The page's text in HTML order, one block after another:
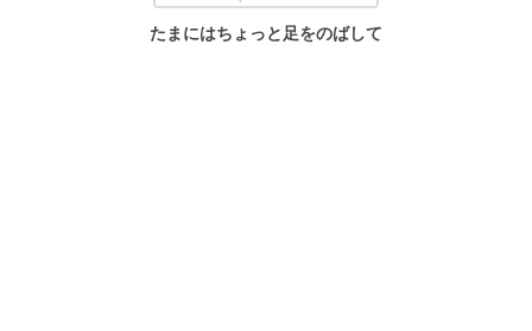
たまにはちょっと足をのばして